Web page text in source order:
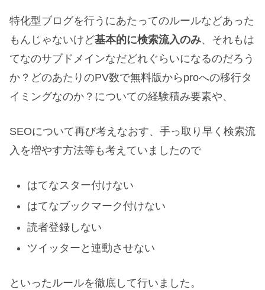
特化型ブログを行うにあたってのルールなどあった
もんじゃないけど基本的に検索流入のみ、それもは
てなのサブドメインなだどれぐらいになるのだろう
か？どのあたりのPV数で無料版からproへの移行タ
イミングなのか？についての経験積み要素や、
SEOについて再び考えなおす、手っ取り早く検索流
入を増やす方法等も考えていましたので
はてなスター付けない
はてなブックマーク付けない
読者登録しない
ツイッターと連動させない
といったルールを徹底して行いました。